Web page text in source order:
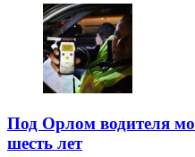
Под Орлом водителя
шесть лет